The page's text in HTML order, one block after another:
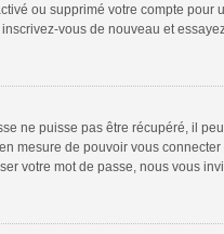
ou supprimé votre compte
vous de nouveau et
ne puisse pas être récupéré, il
mesure de pouvoir vous
votre mot de passe, nous vous